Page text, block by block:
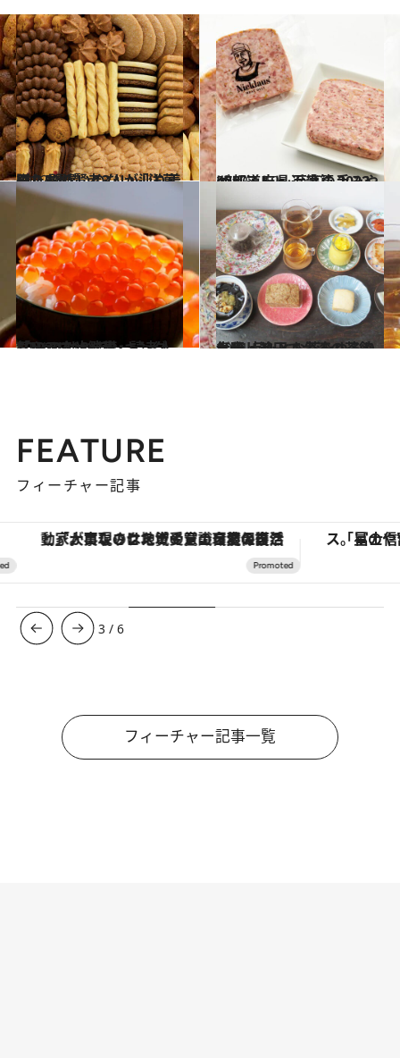
2022.1.7
贈りもの賢者3人が辿り着いた 間違いのない「洋菓子」5選
グルメ 2022.1.12
47都道府県 至高の手みやげリスト ～近畿篇 2022～
グルメ
2021.12.18
「ふるさと納税」読者人気No.1は？ ランキングTOP20を大発表
グルメ 2021.5.9
大阪・池田で台湾の茶館気分 点心とお茶をゆるりと楽しむ
グルメ
FEATURE
フィーチャー記事
「大事なのは地域の意識を変えること」。ロレックス賞受賞の自然保護活動家が実現させたナイジェリアの自然環境の復活
3 /6
フィーチャー記事一覧